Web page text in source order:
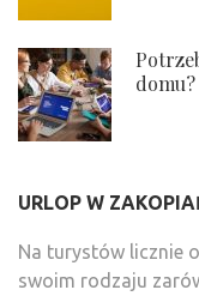
URLOP W
Na turystów licznie
swoim rodzaju